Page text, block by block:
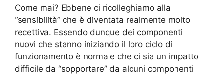
Come mai? Ebbene ci ricolleghiamo alla
“sensibilità” che è diventata realmente molto
recettiva. Essendo dunque dei componenti
nuovi che stanno iniziando il loro ciclo di
funzionamento è normale che ci sia un impatto
difficile da “sopportare” da alcuni componenti